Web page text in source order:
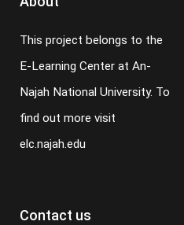
This project belongs to the
E-Learning Center at An-
Najah National University. To
find out more visit
elc.najah.edu
Contact us